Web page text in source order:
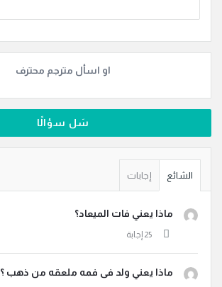
او اسأل مترجم محترف
سَل سؤالًا
الشائع إجابات
ماذا يعني فات الميعاد؟
ماذا يعني ولد فى فمه ملعقه من ذهب ؟